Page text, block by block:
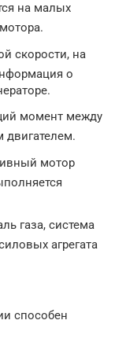
на малых
скорости, на
о
момент между
двигателем.
мотор
газа, система
агрегата
способен